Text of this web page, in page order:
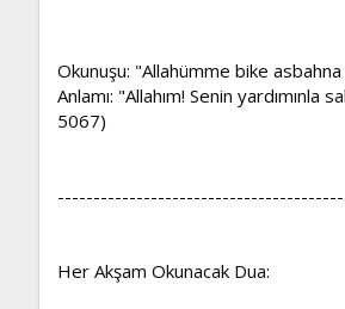
Okunuşu: "Allahümme bike
Anlamı: "Allahım! Senin
5067)
Her Akşam Okunacak Dua: